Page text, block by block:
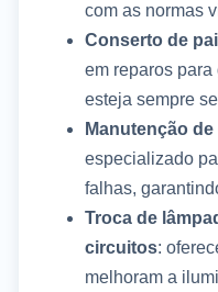
com as normas
Conserto de
em reparos
esteja sempre
Manutenção
especializado
falhas,
Troca de
circuitos:
melhoram a